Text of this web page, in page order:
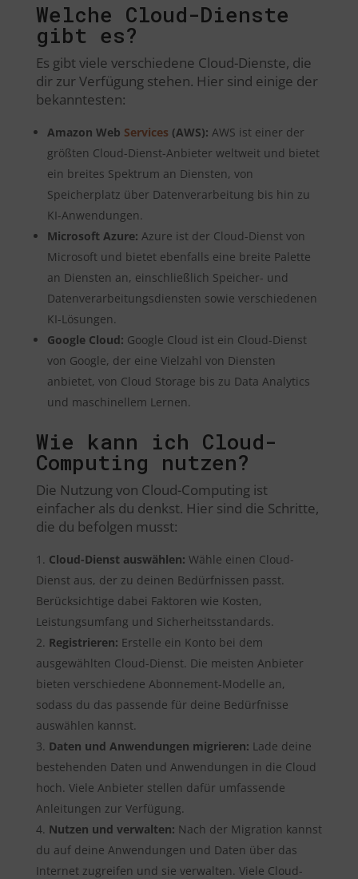
Welche Cloud-Dienste
gibt es?
Es gibt viele verschiedene Cloud-Dienste, die
dir zur Verfügung stehen. Hier sind einige der
bekanntesten:
Amazon Web Services (AWS): AWS ist einer der
größten Cloud-Dienst-Anbieter weltweit und bietet
ein breites Spektrum an Diensten, von
Speicherplatz über Datenverarbeitung bis hin zu
KI-Anwendungen.
Microsoft Azure: Azure ist der Cloud-Dienst von
Microsoft und bietet ebenfalls eine breite Palette
an Diensten an, einschließlich Speicher- und
Datenverarbeitungsdiensten sowie verschiedenen
KI-Lösungen.
Google Cloud: Google Cloud ist ein Cloud-Dienst
von Google, der eine Vielzahl von Diensten
anbietet, von Cloud Storage bis zu Data Analytics
und maschinellem Lernen.
Wie kann ich Cloud-
Computing nutzen?
Die Nutzung von Cloud-Computing ist
einfacher als du denkst. Hier sind die Schritte,
die du befolgen musst:
Cloud-Dienst auswählen: Wähle einen Cloud-
Dienst aus, der zu deinen Bedürfnissen passt.
Berücksichtige dabei Faktoren wie Kosten,
Leistungsumfang und Sicherheitsstandards.
Registrieren: Erstelle ein Konto bei dem
ausgewählten Cloud-Dienst. Die meisten Anbieter
bieten verschiedene Abonnement-Modelle an,
sodass du das passende für deine Bedürfnisse
auswählen kannst.
Daten und Anwendungen migrieren: Lade deine
bestehenden Daten und Anwendungen in die Cloud
hoch. Viele Anbieter stellen dafür umfassende
Anleitungen zur Verfügung.
Nutzen und verwalten: Nach der Migration kannst
du auf deine Anwendungen und Daten über das
Internet zugreifen und sie verwalten. Viele Cloud-